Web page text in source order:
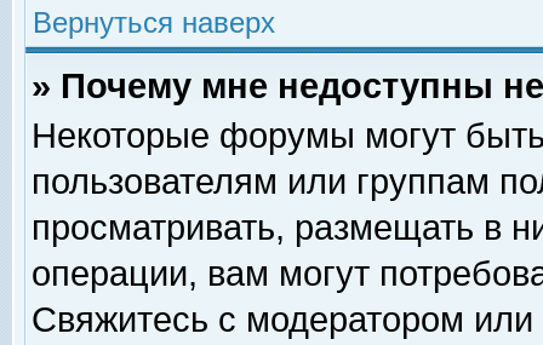
Вернуться наверх
» Почему мне недоступны
Некоторые форумы могут
пользователям или группам
просматривать, размещать в
операции, вам могут
Свяжитесь с модератором